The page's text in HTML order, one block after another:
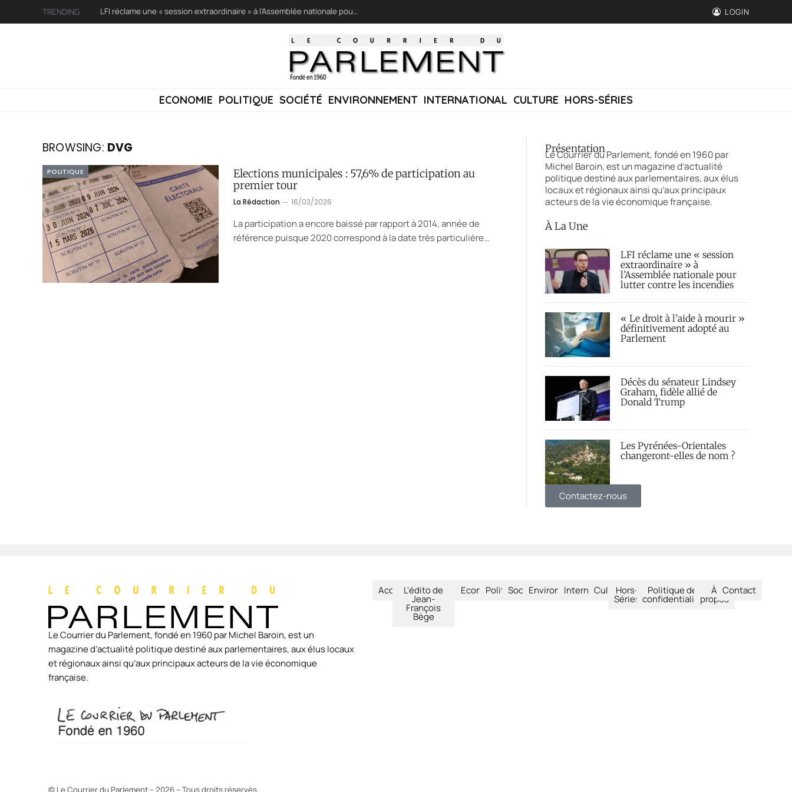
TRENDING LFI réclame une « session extraordinaire » à l’Assemblée nationale pour lutter contre les incendies LOGIN
ECONOMIE POLITIQUE SOCIÉTÉ ENVIRONNEMENT INTERNATIONAL CULTURE HORS-SÉRIES
BROWSING: DVG
POLITIQUE
Elections municipales : 57,6% de participation au
premier tour
La Rédaction 16/03/2026
La participation a encore baissé par rapport à 2014, année de
référence puisque 2020 correspond à la date très particulière…
Présentation
Le Courrier du Parlement, fondé en 1960 par
Michel Baroin, est un magazine d’actualité
politique destiné aux parlementaires, aux élus
locaux et régionaux ainsi qu’aux principaux
acteurs de la vie économique française.
À La Une
LFI réclame une « session
extraordinaire » à
l’Assemblée nationale pour
lutter contre les incendies
« Le droit à l’aide à mourir »
définitivement adopté au
Parlement
Décès du sénateur Lindsey
Graham, fidèle allié de
Donald Trump
Les Pyrénées-Orientales
changeront-elles de nom ?
Contactez-nous
Le Courrier du Parlement, fondé en 1960 par Michel Baroin, est un
magazine d’actualité politique destiné aux parlementaires, aux élus locaux
et régionaux ainsi qu’aux principaux acteurs de la vie économique
française.
AccueilL'édito de
Jean-
François
Bège
EconomiePolitiqueSociétéEnvironnementInternational
CultureHors-
Séries
Politique de
confidentialité
À
propos
Contact
© Le Courrier du Parlement – 2026 – Tous droits réservés.